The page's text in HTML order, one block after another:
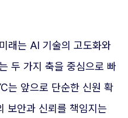
래는 AI 기술의 고도화와
두 가지 축을 중심으로 빠
는 앞으로 단순한 신원 확
보안과 신뢰를 책임지는